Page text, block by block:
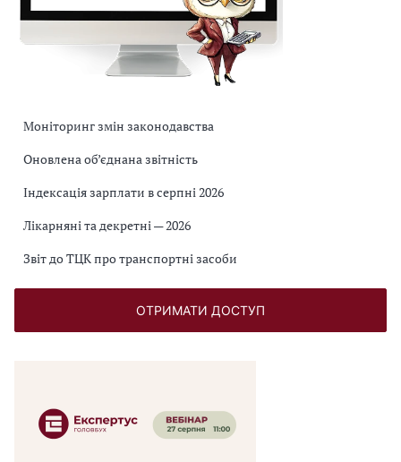
Моніторинг змін законодавства
Оновлена об’єднана звітність
Індексація зарплати в серпні 2026
Лікарняні та декретні — 2026
Звіт до ТЦК про транспортні засоби
ОТРИМАТИ ДОСТУП